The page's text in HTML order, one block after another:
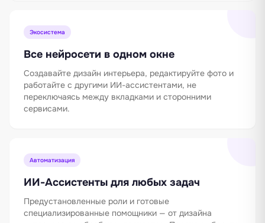
Экосистема
Все нейросети в одном окне
Создавайте дизайн интерьера, редактируйте фото и
работайте с другими ИИ-ассистентами, не
переключаясь между вкладками и сторонними
сервисами.
Автоматизация
ИИ-Ассистенты для любых задач
Предустановленные роли и готовые
специализированные помощники — от дизайна